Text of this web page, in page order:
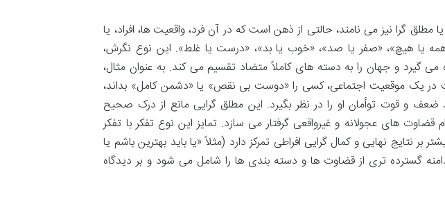
گرا نیز می نامند، حالتی از ذهن است که در آن فرد، واقعیت ها، افراد، یا
یا هیچ»، «صفر یا صد»، «خوب یا بد»، «درست یا غلط». این نوع نگرش،
می گیرد و جهان را به دسته های کاملاً متضاد تقسیم می کند. به عنوان مثال،
در یک موقعیت اجتماعی، کسی را «دوست بی نقص» یا «دشمن کامل» بداند،
ضعف و قوت توأمان او را در نظر بگیرد. این مطلق گرایی مانع از درک صحیح
های عجولانه و غیرواقعی گرفتار می سازد. تمایز این نوع تفکر با تفکر
نهایی و کمال گرایی افراطی تمرکز دارد (مثلاً «یا باید بهترین باشم یا
گسترده تری از قضاوت ها و دسته بندی ها را شامل می شود و بر دیدگاه